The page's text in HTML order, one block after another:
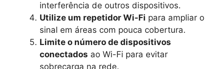
interferência de outros dispositivos.
Utilize um repetidor Wi-Fi para ampliar o
sinal em áreas com pouca cobertura.
Limite o número de dispositivos
conectados ao Wi-Fi para evitar
sobrecarga na rede.